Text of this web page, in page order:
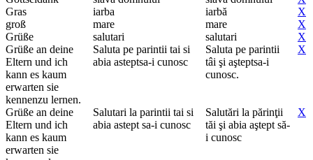
Gras
iarba iarbă
X
groß
mare mare
X
Grüße
salutari salutari
X
Grüße an deine
Eltern und ich
kann es kaum
erwarten sie
kennenzu lernen.
Saluta pe parintii tai si
abia asteptsa-i cunosc
Saluta pe parintii
tâi şi aşteptsa-i
cunosc.
X
Grüße an deine
Eltern und ich
kann es kaum
erwarten sie
Salutari la parintii tai si
abia astept sa-i cunosc
Salutări la părinţii
tăi şi abia aştept să-
i cunosc
X